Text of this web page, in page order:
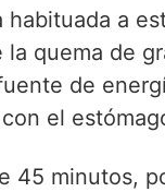
habituada a
quema de
de
el
45 minutos,